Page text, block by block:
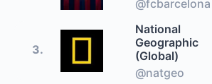
@fcbarcelona
3.
National
Geographic
(Global)
@natgeo